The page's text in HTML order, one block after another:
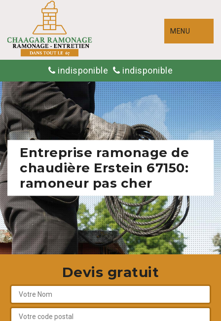
MENU
indisponible indisponible
Entreprise ramonage de
chaudière Erstein 67150:
ramoneur pas cher
Devis gratuit